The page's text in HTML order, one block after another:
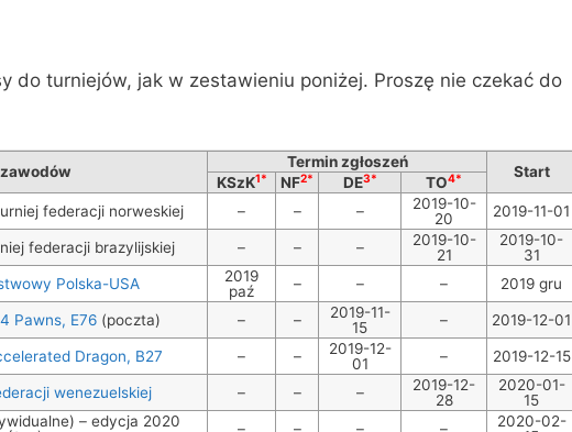
do turniejów, jak w zestawieniu poniżej. Proszę nie czekać do
Termin zgłoszeń
Start
KSzK1* NF2* DE3* TO4*
federacji norweskiej – – –
2019-10-
20
2019-11-01
federacji brazylijskiej – – –
2019-10-
21
2019-10-
31
Polska-USA
2019
paź
– – – 2019 gru
Pawns, E76 (poczta) – –
2019-11-
15
– 2019-12-01
Dragon, B27 – –
2019-12-
01
– 2019-12-15
wenezuelskiej – – –
2019-12-
28
2020-01-
15
– edycja 2020
2020-02-